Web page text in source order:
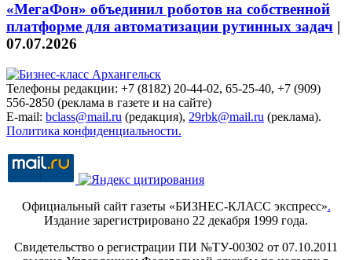
«МегаФон» объединил роботов на собственной
платформе для автоматизации рутинных задач |
07.07.2026
Телефоны редакции: +7 (8182) 20-44-02, 65-25-40, +7 (909)
556-2850 (реклама в газете и на сайте)
E-mail: bclass@mail.ru (редакция), 29rbk@mail.ru (реклама).
Политика конфиденциальности.
Официальный сайт газеты «БИЗНЕС-КЛАСС экспресс».
Издание зарегистрировано 22 декабря 1999 года.
Свидетельство о регистрации ПИ №ТУ-00302 от 07.10.2011